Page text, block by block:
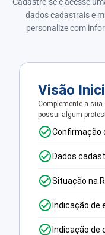
dados cadastrais e
personalize com
Visão
Complemente a
possui algum
Confirmação
Dados
Situação na
Indicação
Indicação